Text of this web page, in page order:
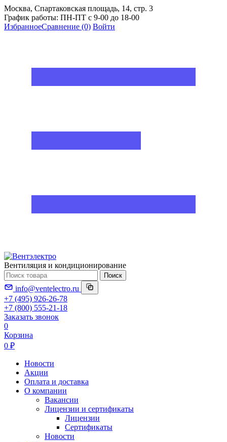
Москва, Спартаковская площадь, 14, стр. 3
График работы: ПН-ПТ с 9-00 до 18-00
ИзбранноеСравнение (0) Войти
Вентиляция и кондиционирование
Поиск
info@ventelectro.ru
+7 (495) 926-26-78
+7 (800) 555-21-18
Заказать звонок
0
Корзина
0 ₽
Новости
Акции
Оплата и доставка
О компании
Вакансии
Лицензии и сертификаты
Лицензии
Сертификаты
Новости